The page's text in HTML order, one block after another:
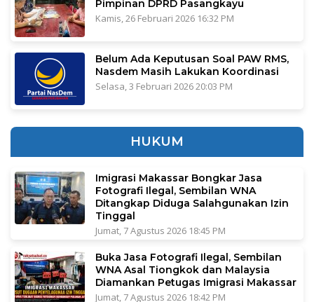
Pimpinan DPRD Pasangkayu
Kamis, 26 Februari 2026 16:32 PM
Belum Ada Keputusan Soal PAW RMS,
Nasdem Masih Lakukan Koordinasi
Selasa, 3 Februari 2026 20:03 PM
HUKUM
Imigrasi Makassar Bongkar Jasa
Fotografi Ilegal, Sembilan WNA
Ditangkap Diduga Salahgunakan Izin
Tinggal
Jumat, 7 Agustus 2026 18:45 PM
Buka Jasa Fotografi Ilegal, Sembilan
WNA Asal Tiongkok dan Malaysia
Diamankan Petugas Imigrasi Makassar
Jumat, 7 Agustus 2026 18:42 PM